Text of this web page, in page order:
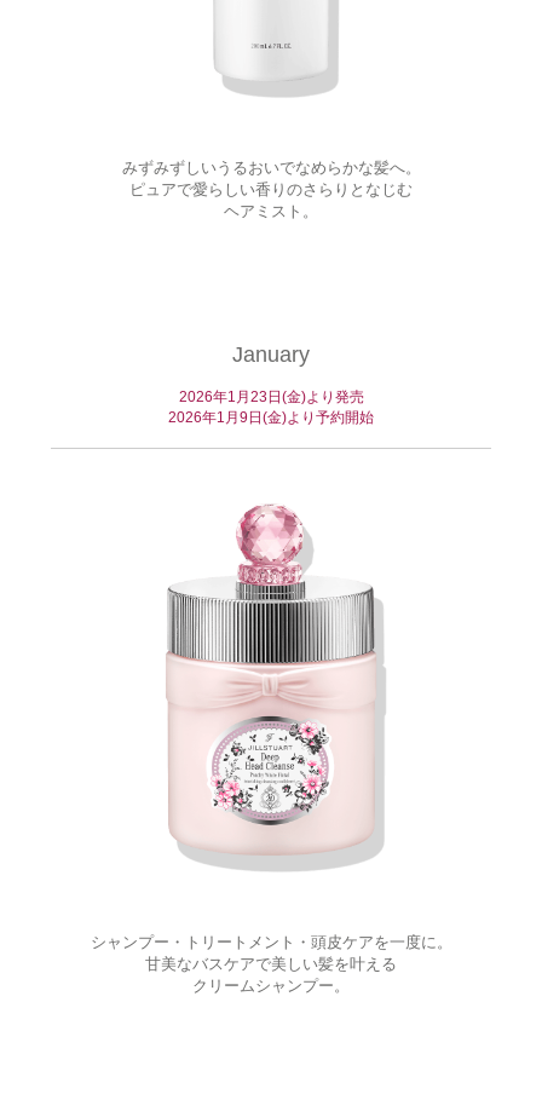
みずみずしいうるおいでなめらかな髪へ。
ピュアで愛らしい香りのさらりとなじむ
ヘアミスト。
January
2026年1月23日(金)より発売
2026年1月9日(金)より予約開始
シャンプー・トリートメント・頭皮ケアを一度に。
甘美なバスケアで美しい髪を叶える
クリームシャンプー。